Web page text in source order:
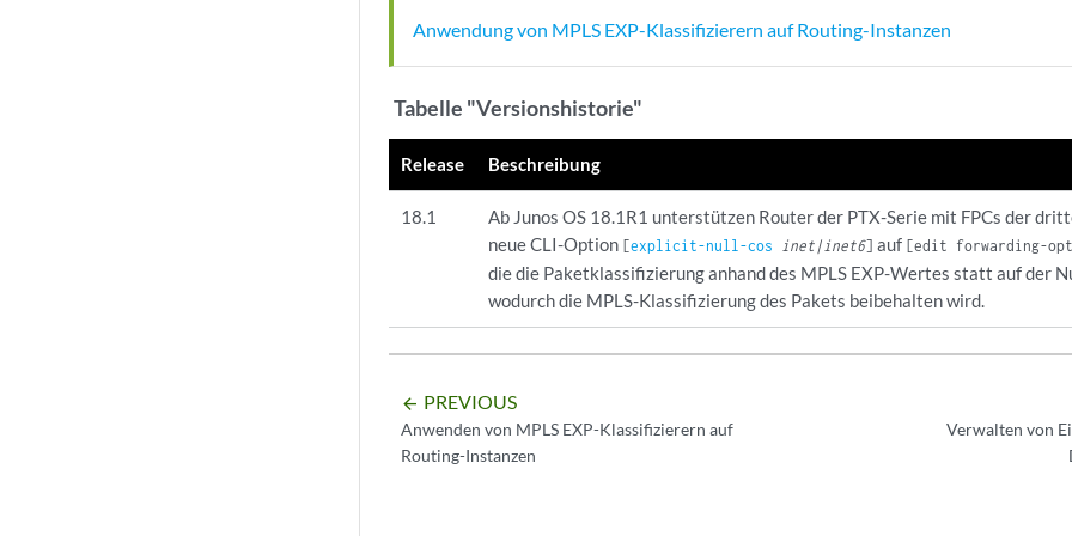
Anwendung von MPLS EXP-Klassifizierern auf Routing-Instanzen
Tabelle "Versionshistorie"
Release Beschreibung
18.1
Ab Junos OS 18.1R1 unterstützen Router der PTX-Serie mit FPCs der
neue CLI-Option [explicit-null-cos inet|inet6] auf [edit forwarding-
die die Paketklassifizierung anhand des MPLS EXP-Wertes statt auf der
wodurch die MPLS-Klassifizierung des Pakets beibehalten wird.
arrow_backward PREVIOUS
Anwenden von MPLS EXP-Klassifizierern auf
Routing-Instanzen
Verwalten von